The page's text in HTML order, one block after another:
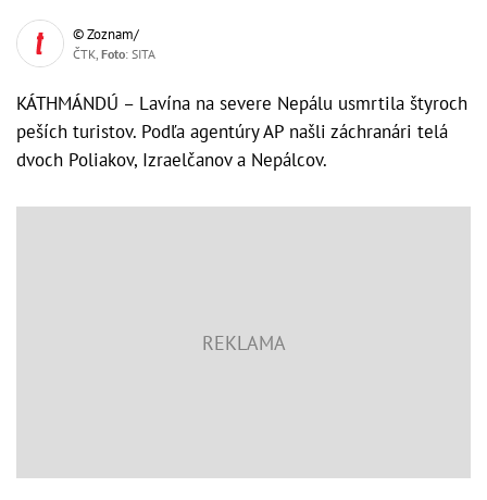
© Zoznam/
ČTK, Foto: SITA
KÁTHMÁNDÚ – Lavína na severe Nepálu usmrtila štyroch
peších turistov. Podľa agentúry AP našli záchranári telá
dvoch Poliakov, Izraelčanov a Nepálcov.